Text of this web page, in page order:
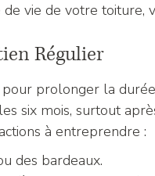
vie de votre toiture,
Régulier
prolonger la
six mois, surtout
à entreprendre :
des bardeaux.